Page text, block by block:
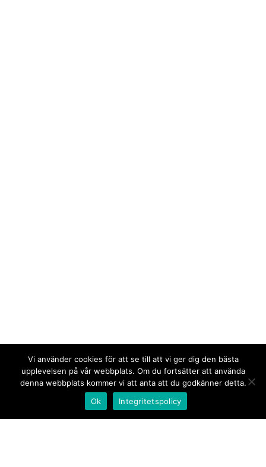
Vi använder cookies för att se till att vi ger dig den bästa
upplevelsen på vår webbplats. Om du fortsätter att använda
denna webbplats kommer vi att anta att du godkänner detta.
Ok
Integritetspolicy